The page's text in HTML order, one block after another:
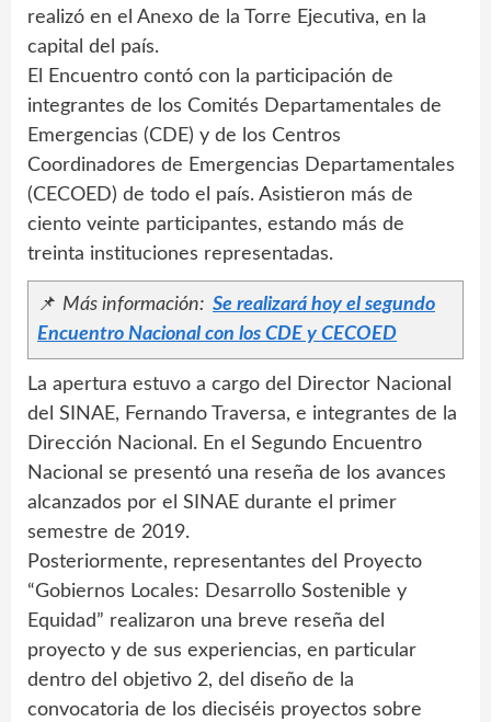
realizó en el Anexo de la Torre Ejecutiva, en la
capital del país.
El Encuentro contó con la participación de
integrantes de los Comités Departamentales de
Emergencias (CDE) y de los Centros
Coordinadores de Emergencias Departamentales
(CECOED) de todo el país. Asistieron más de
ciento veinte participantes, estando más de
treinta instituciones representadas.
📌 Más información: Se realizará hoy el segundo
Encuentro Nacional con los CDE y CECOED
La apertura estuvo a cargo del Director Nacional
del SINAE, Fernando Traversa, e integrantes de la
Dirección Nacional. En el Segundo Encuentro
Nacional se presentó una reseña de los avances
alcanzados por el SINAE durante el primer
semestre de 2019.
Posteriormente, representantes del Proyecto
“Gobiernos Locales: Desarrollo Sostenible y
Equidad” realizaron una breve reseña del
proyecto y de sus experiencias, en particular
dentro del objetivo 2, del diseño de la
convocatoria de los dieciséis proyectos sobre